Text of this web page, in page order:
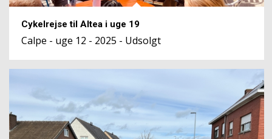
Cykelrejse til Altea i uge 19
Calpe - uge 12 - 2025 - Udsolgt